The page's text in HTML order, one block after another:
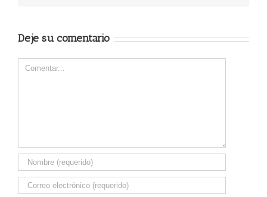
Deje su comentario
Comentar